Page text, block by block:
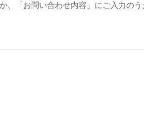
、「お問い合わせ内容」にご入力の